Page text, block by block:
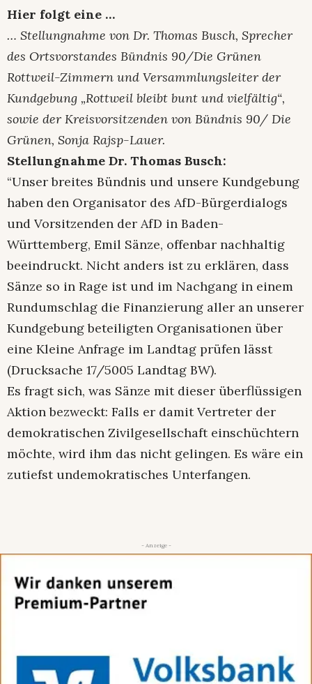
Hier folgt eine …
… Stellungnahme von Dr. Thomas Busch, Sprecher
des Ortsvorstandes Bündnis 90/Die Grünen
Rottweil-Zimmern und Versammlungsleiter der
Kundgebung „Rottweil bleibt bunt und vielfältig“,
sowie der Kreisvorsitzenden von Bündnis 90/ Die
Grünen, Sonja Rajsp-Lauer.
Stellungnahme Dr. Thomas Busch:
“Unser breites Bündnis und unsere Kundgebung
haben den Organisator des AfD-Bürgerdialogs
und Vorsitzenden der AfD in Baden-
Württemberg, Emil Sänze, offenbar nachhaltig
beeindruckt. Nicht anders ist zu erklären, dass
Sänze so in Rage ist und im Nachgang in einem
Rundumschlag die Finanzierung aller an unserer
Kundgebung beteiligten Organisationen über
eine Kleine Anfrage im Landtag prüfen lässt
(Drucksache 17/5005 Landtag BW).
Es fragt sich, was Sänze mit dieser überflüssigen
Aktion bezweckt: Falls er damit Vertreter der
demokratischen Zivilgesellschaft einschüchtern
möchte, wird ihm das nicht gelingen. Es wäre ein
zutiefst undemokratisches Unterfangen.
- Anzeige -